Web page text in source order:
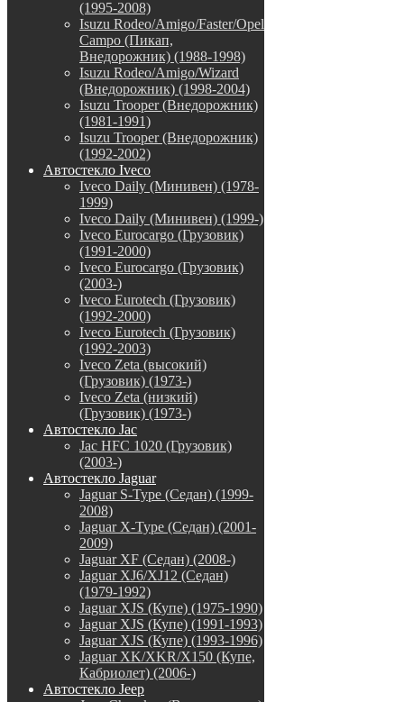
(1995-2008)
Isuzu Rodeo/Amigo/Faster/Opel
Campo (Пикап,
Внедорожник) (1988-1998)
Isuzu Rodeo/Amigo/Wizard
(Внедорожник) (1998-2004)
Isuzu Trooper (Внедорожник)
(1981-1991)
Isuzu Trooper (Внедорожник)
(1992-2002)
Автостекло Iveco
Iveco Daily (Минивен) (1978-
1999)
Iveco Daily (Минивен) (1999-)
Iveco Eurocargo (Грузовик)
(1991-2000)
Iveco Eurocargo (Грузовик)
(2003-)
Iveco Eurotech (Грузовик)
(1992-2000)
Iveco Eurotech (Грузовик)
(1992-2003)
Iveco Zeta (высокий)
(Грузовик) (1973-)
Iveco Zeta (низкий)
(Грузовик) (1973-)
Автостекло Jac
Jac HFC 1020 (Грузовик)
(2003-)
Автостекло Jaguar
Jaguar S-Type (Седан) (1999-
2008)
Jaguar X-Type (Седан) (2001-
2009)
Jaguar XF (Седан) (2008-)
Jaguar XJ6/XJ12 (Седан)
(1979-1992)
Jaguar XJS (Купе) (1975-1990)
Jaguar XJS (Купе) (1991-1993)
Jaguar XJS (Купе) (1993-1996)
Jaguar XK/XKR/X150 (Купе,
Кабриолет) (2006-)
Автостекло Jeep